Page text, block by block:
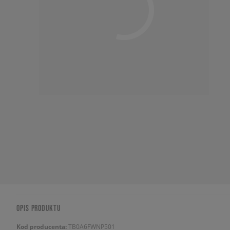
OPIS PRODUKTU
Kod producenta:TB0A6FWNP501